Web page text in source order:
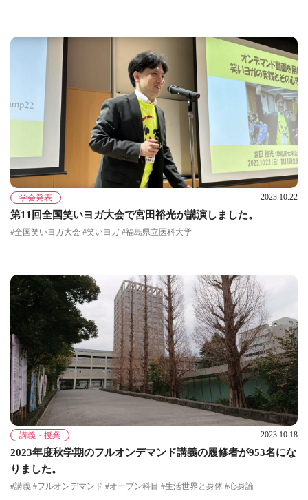
学会発表 2023.10.22
第11回全国笑いヨガ大会で宮田裕光が講演しました。
#全国笑いヨガ大会 #笑いヨガ #福島県立医科大学
講義・授業 2023.10.18
2023年度秋学期のフルオンデマンド講義の履修者が953名にな
りました。
#講義 #フルオンデマンド #オープン科目 #生活世界と身体 #心身論